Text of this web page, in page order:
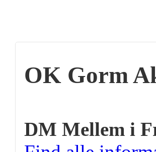
OK Gorm
DM Mellem i